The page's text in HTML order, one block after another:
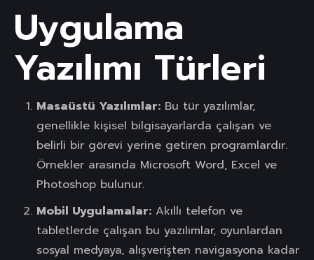
Uygulama
Yazılımı Türleri
Masaüstü Yazılımlar: Bu tür yazılımlar,
genellikle kişisel bilgisayarlarda çalışan ve
belirli bir görevi yerine getiren programlardır.
Örnekler arasında Microsoft Word, Excel ve
Photoshop bulunur.
Mobil Uygulamalar: Akıllı telefon ve
tabletlerde çalışan bu yazılımlar, oyunlardan
sosyal medyaya, alışverişten navigasyona kadar